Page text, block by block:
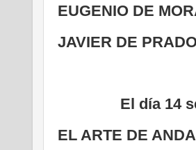
EUGENIO DE
JAVIER DE
El día 14
EL ARTE DE